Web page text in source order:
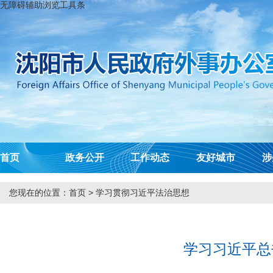
无障碍辅助浏览工具条
首页 政务公开 工作动态 友好城市
您现在的位置： 首页 > 学习贯彻习近平法治思想
学习习近平